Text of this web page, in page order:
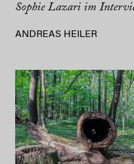
Sophie Lazari im
ANDREAS HEILER